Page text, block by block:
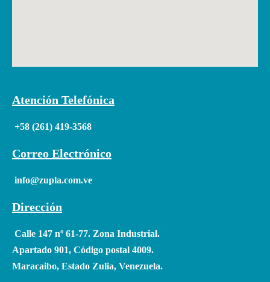
Atención Telefónica
+58 (261) 419-3568
Correo Electrónico
info@zupla.com.ve
Dirección
Calle 147 nº 61-77. Zona Industrial.
Apartado 901, Código postal 4009.
Maracaibo, Estado Zulia, Venezuela.